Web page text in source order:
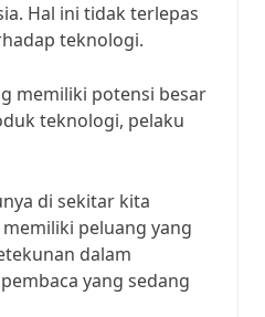
Hal ini tidak terlepas
teknologi.
memiliki potensi besar
teknologi, pelaku
di sekitar kita
peluang yang
dalam
yang sedang